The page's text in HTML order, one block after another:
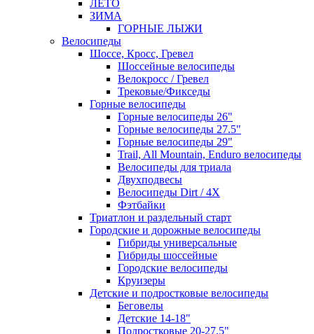
ЛЕТО
ЗИМА
ГОРНЫЕ ЛЫЖИ
Велосипеды
Шоссе, Кросс, Гревел
Шоссейные велосипеды
Велокросс / Гревел
Трековые/Фикседы
Горные велосипеды
Горные велосипеды 26"
Горные велосипеды 27.5"
Горные велосипеды 29"
Trail, All Mountain, Enduro велосипеды
Велосипеды для триала
Двухподвесы
Велосипеды Dirt / 4X
Фэтбайки
Триатлон и раздельный старт
Городские и дорожные велосипеды
Гибриды универсальные
Гибриды шоссейные
Городские велосипеды
Круизеры
Детские и подростковые велосипеды
Беговелы
Детские 14-18"
Подростковые 20-27.5"